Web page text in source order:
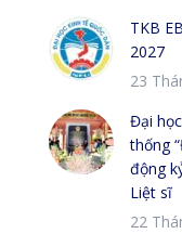
TKB
2027
23
Đại
thống
động
Liệt sĩ
22